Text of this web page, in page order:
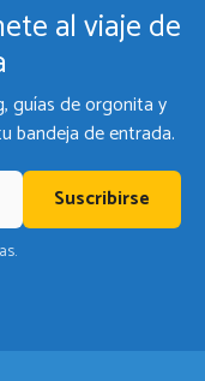
al viaje de
guías de orgonita y
bandeja de entrada.
Suscribirse